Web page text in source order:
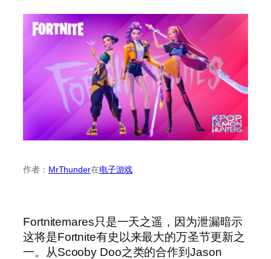
作者： MrThunder在电子游戏
Fortnitemares只是一天之遥，因为泄漏暗示
这将是Fortnite有史以来最大的万圣节更新之
一。从Scooby Doo之类的合作到Jason